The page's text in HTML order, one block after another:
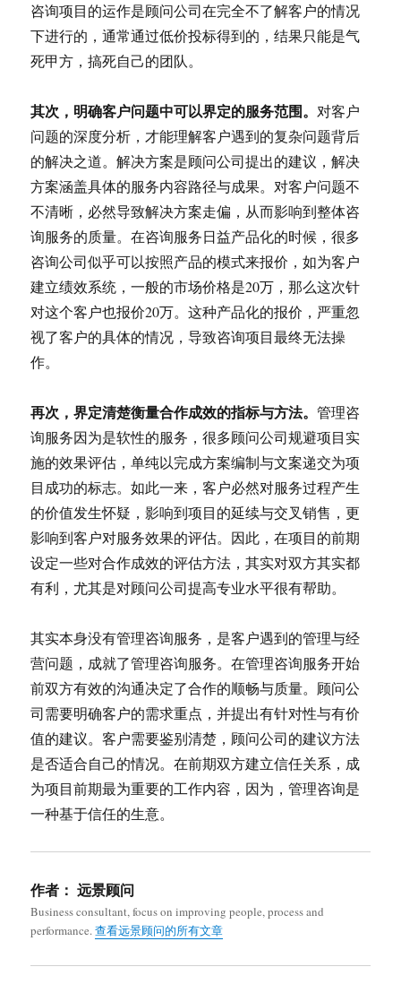
咨询项目的运作是顾问公司在完全不了解客户的情况
下进行的，通常通过低价投标得到的，结果只能是气
死甲方，搞死自己的团队。
其次，明确客户问题中可以界定的服务范围。对客户
问题的深度分析，才能理解客户遇到的复杂问题背后
的解决之道。解决方案是顾问公司提出的建议，解决
方案涵盖具体的服务内容路径与成果。对客户问题不
不清晰，必然导致解决方案走偏，从而影响到整体咨
询服务的质量。在咨询服务日益产品化的时候，很多
咨询公司似乎可以按照产品的模式来报价，如为客户
建立绩效系统，一般的市场价格是20万，那么这次针
对这个客户也报价20万。这种产品化的报价，严重忽
视了客户的具体的情况，导致咨询项目最终无法操
作。
再次，界定清楚衡量合作成效的指标与方法。管理咨
询服务因为是软性的服务，很多顾问公司规避项目实
施的效果评估，单纯以完成方案编制与文案递交为项
目成功的标志。如此一来，客户必然对服务过程产生
的价值发生怀疑，影响到项目的延续与交叉销售，更
影响到客户对服务效果的评估。因此，在项目的前期
设定一些对合作成效的评估方法，其实对双方其实都
有利，尤其是对顾问公司提高专业水平很有帮助。
其实本身没有管理咨询服务，是客户遇到的管理与经
营问题，成就了管理咨询服务。在管理咨询服务开始
前双方有效的沟通决定了合作的顺畅与质量。顾问公
司需要明确客户的需求重点，并提出有针对性与有价
值的建议。客户需要鉴别清楚，顾问公司的建议方法
是否适合自己的情况。在前期双方建立信任关系，成
为项目前期最为重要的工作内容，因为，管理咨询是
一种基于信任的生意。
作者： 远景顾问
Business consultant, focus on improving people, process and
performance.查看远景顾问的所有文章